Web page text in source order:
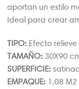
aportan un estilo
Ideal para crear
TIPO: Efecto relieve
TAMAÑO: 30X90
SUPERFICIE:
EMPAQUE: 1.08 M2